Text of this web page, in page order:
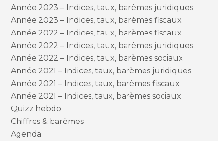
Année 2023 – Indices, taux, barèmes juridiques
Année 2023 – Indices, taux, barèmes fiscaux
Année 2022 – Indices, taux, barèmes fiscaux
Année 2022 – Indices, taux, barèmes juridiques
Année 2022 – Indices, taux, barèmes sociaux
Année 2021 – Indices, taux, barèmes juridiques
Année 2021 – Indices, taux, barèmes fiscaux
Année 2021 – Indices, taux, barèmes sociaux
Quizz hebdo
Chiffres & barèmes
Agenda